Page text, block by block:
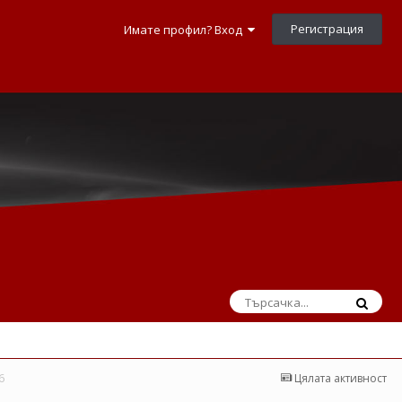
Имате профил? Вход Регистрация
Цялата активност